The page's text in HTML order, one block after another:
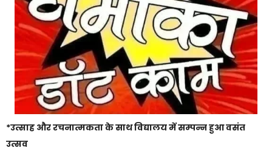
*उत्साह और रचनात्मकता के साथ विद्यालय में सम्पन्न हुआ वसंत
उत्सव